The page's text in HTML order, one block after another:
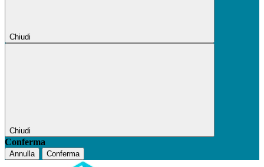
Chiudi
Chiudi
Conferma
Annulla Conferma